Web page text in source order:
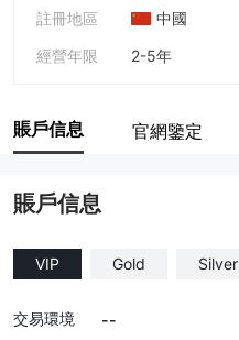
註冊地區
中國
經營年限
2-5年
賬戶信息 官網鑒定
賬戶信息
VIP Gold Silver
交易環境
--